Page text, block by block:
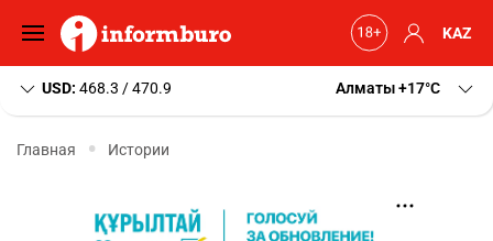
KAZ
USD: 468.3 / 470.9 Алматы+17 C
Главная Истории